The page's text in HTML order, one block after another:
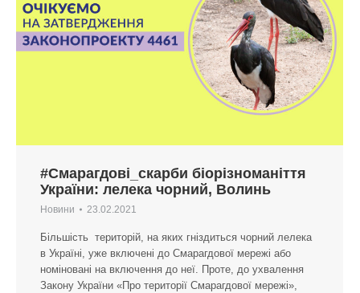
#Смарагдові_скарби біорізноманіття
України: лелека чорний, Волинь
Новини 23.02.2021
Більшість територій, на яких гніздиться чорний лелека
в Україні, уже включені до Смарагдової мережі або
номіновані на включення до неї. Проте, до ухвалення
Закону України «Про території Смарагдової мережі»,